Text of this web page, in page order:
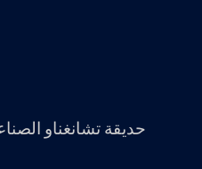
حديقة تشانغناو